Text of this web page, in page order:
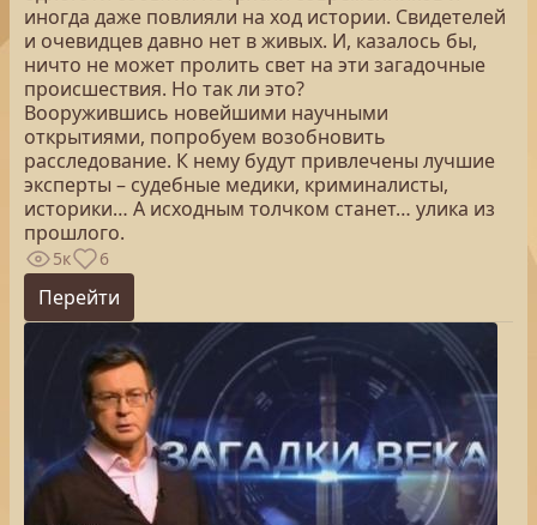
иногда даже повлияли на ход истории. Свидетелей
и очевидцев давно нет в живых. И, казалось бы,
ничто не может пролить свет на эти загадочные
происшествия. Но так ли это?
Вооружившись новейшими научными
открытиями, попробуем возобновить
расследование. К нему будут привлечены лучшие
эксперты – судебные медики, криминалисты,
историки… А исходным толчком станет… улика из
прошлого.
5к 6
Перейти